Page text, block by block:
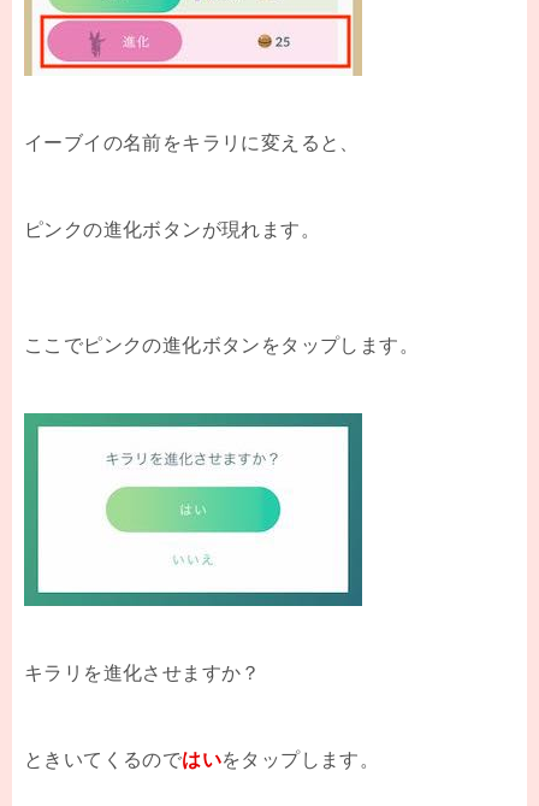
イーブイの名前をキラリに変えると、
ピンクの進化ボタンが現れます。
ここでピンクの進化ボタンをタップします。
キラリを進化させますか？
ときいてくるのではいをタップします。